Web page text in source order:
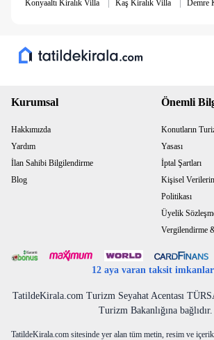
Konyaaltı Kiralık Villa Kaş Kiralık Villa Demre
Kurumsal
Hakkımızda
Yardım
İlan Sahibi Bilgilendirme
Blog
Önemli
Konutların
Yasası
İptal Şartları
Kişisel
Politikası
Üyelik
Vergilendirme
12 aya varan taksit
TatildeKirala.com Turizm Seyahat Acentası
Turizm Bakanlığına bağlıdır.
TatildeKirala.com sitesinde yer alan tüm metin, resim ve